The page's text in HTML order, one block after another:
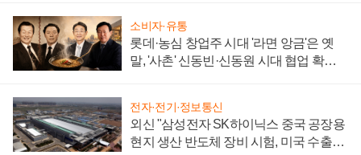
소비자·유통
롯데·농심 창업주 시대 '라면 앙금'은 옛
말, '사촌' 신동빈·신동원 시대 협업 확대
전자·전기·정보통신
외신 "삼성전자 SK하이닉스 중국 공장용
현지 생산 반도체 장비 시험, 미국 수출통